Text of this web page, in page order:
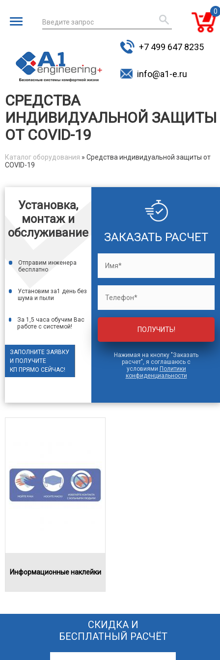
Введите запрос
товаров
0
+7 499 647 8235
info@a1-e.ru
СРЕДСТВА
ИНДИВИДУАЛЬНОЙ ЗАЩИТЫ
ОТ COVID-19
Каталог оборудования » Средства индивидуальной защиты от
COVID-19
Установка,
монтаж и
обслуживание
Отправим инженера
бесплатно
Установим за1 день без
шума и пыли
За 1,5 часа обучим Вас
работе с системой!
ЗАПОЛНИТЕ ЗАЯВКУ
И ПОЛУЧИТЕ
КП ПРЯМО СЕЙЧАС!
ЗАКАЗАТЬ РАСЧЕТ
Нажимая на кнопку "Заказать
расчет", я соглашаюсь с
условиями Политики
конфиденциальности
Информационные наклейки
СКИДКА И
БЕСПЛАТНЫЙ РАСЧЁТ